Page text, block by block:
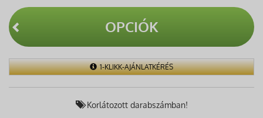
OPCIÓK
1-KLIKK-AJÁNLATKÉRÉS
Korlátozott darabszámban!